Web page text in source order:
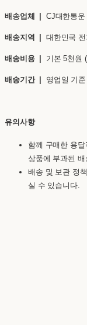
배송업체 | CJ대한통
배송지역 | 대한민국 전
배송비용 | 기본 5천원
배송기간 | 영업일 기준
유의사항
함께 구매한 용
상품에 부과된 배
배송 및 보관 정
실 수 있습니다.